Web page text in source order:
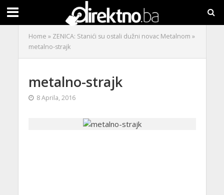
Home » ZENICA: Stanići su ostali dužni novac Metalnom »
metalno-strajk
metalno-strajk
8 Aprila, 2016